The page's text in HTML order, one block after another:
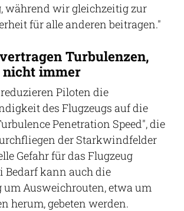
während wir gleichzeitig zur
für alle anderen beitragen."
Turbulenzen,
nicht immer
Piloten die
des Flugzeugs auf die
Penetration Speed", die
der Starkwindfelder
Gefahr für das Flugzeug
Bedarf kann auch die
Ausweichrouten, etwa um
herum, gebeten werden.